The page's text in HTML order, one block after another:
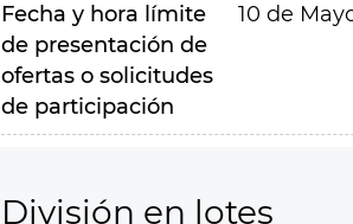
Fecha y hora límite
de presentación de
ofertas o solicitudes
de participación
10 de
División en lotes